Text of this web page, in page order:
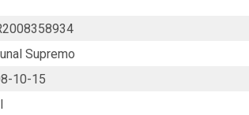
Supremo
10-15